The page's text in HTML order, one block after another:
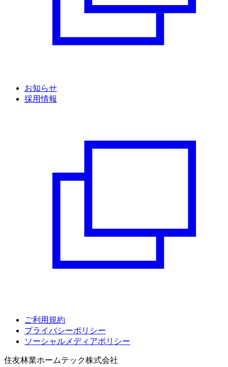
お知らせ
採用情報
ご利用規約
プライバシーポリシー
ソーシャルメディアポリシー
住友林業ホームテック株式会社